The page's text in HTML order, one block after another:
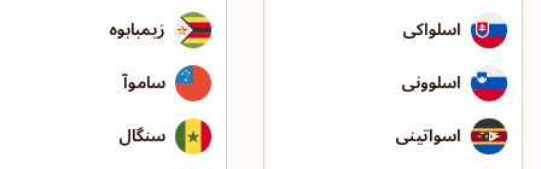
اسلواکی
اسلوونی
اسواتینی
زیمبابوه
ساموآ
سنگال